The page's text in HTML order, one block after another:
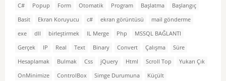
C# Popup Form Otomatik Program Başlatma
Başlangıç
Basit
Ekran Koruyucu c# ekran görüntüsü
mail gönderme
exe
dll birleştirmek IL Merge Php
MSSQL BAĞLANTI
Gerçek
IP Real Text Binary Convert Çalışma
Süre
Hesaplamak
Bulmak Css jQuery Html Scroll Top
Yukarı Çık
OnMinimize
ControlBox Simge Durumuna
Küçült